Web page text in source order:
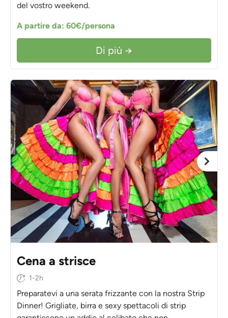
del vostro weekend.
A partire da: 60€/persona
Di più →
Cena a strisce
1-2h
Preparatevi a una serata frizzante con la nostra Strip
Dinner! Grigliate, birra e sexy spettacoli di strip